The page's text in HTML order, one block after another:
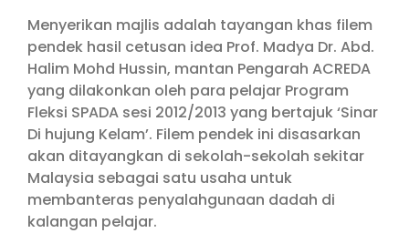
Menyerikan majlis adalah tayangan khas filem
pendek hasil cetusan idea Prof. Madya Dr. Abd.
Halim Mohd Hussin, mantan Pengarah ACREDA
yang dilakonkan oleh para pelajar Program
Fleksi SPADA sesi 2012/2013 yang bertajuk ‘Sinar
Di hujung Kelam’. Filem pendek ini disasarkan
akan ditayangkan di sekolah-sekolah sekitar
Malaysia sebagai satu usaha untuk
membanteras penyalahgunaan dadah di
kalangan pelajar.